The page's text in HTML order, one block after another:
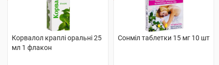
Корвалол краплі оральні 25
мл 1 флакон
Сонміл таблетки 15 мг 10 шт